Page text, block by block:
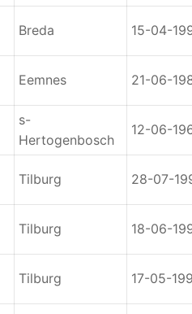
Breda 15-04-
Eemnes 21-06-
s-
Hertogenbosch
12-06-
Tilburg 28-07-
Tilburg 18-06-
Tilburg 17-05-